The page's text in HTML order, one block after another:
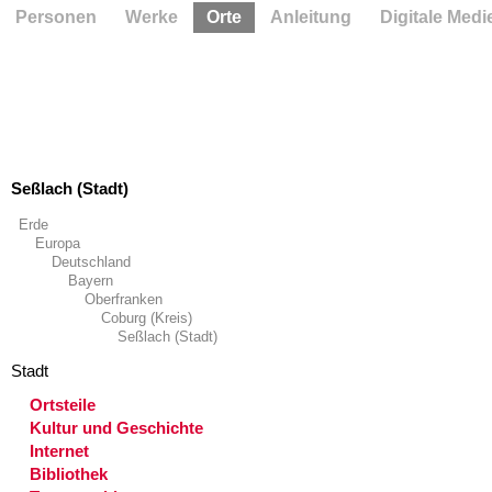
Seßlach (Stadt)
Erde
Europa
Deutschland
Bayern
Oberfranken
Coburg (Kreis)
Seßlach (Stadt)
Stadt
Ortsteile
Kultur und Geschichte
Internet
Bibliothek
Personen Werke Orte Anleitung Digitale